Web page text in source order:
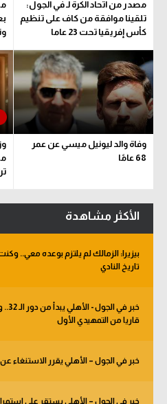
مصدر من اتحاد الكرة لـ في الجول:
تلقينا موافقة من كاف على تنظيم
كأس إفريقيا تحت 23 عاما
وفاة والد ليونيل ميسي عن عمر
68 عامًا
الأكثر مشاهدة
بيزيرا: الزمالك لم يلتزم بوعده معي..
تاريخ النادي
خبر
قاريا من التمهيدي الأول
خبر في الجول – الأهلي يقرر الاستنغاء
خبر في الجول – الأهلي يستقر على